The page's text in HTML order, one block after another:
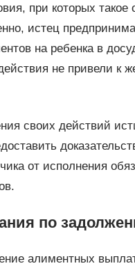
при которых такое
истец
на ребенка в
не привели к
своих действий
от исполнения
по
алиментных